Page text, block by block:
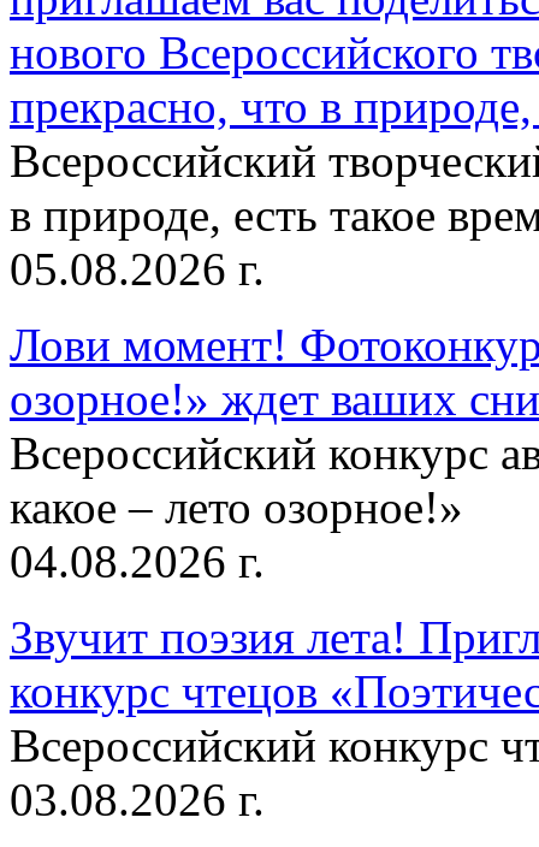
нового Всероссийского
прекрасно, что в
Всероссийский
в природе, есть такое
05.08.2026 г.
Лови момент!
озорное!» ждет ваших
Всероссийский конкурс
какое – лето озорное!»
04.08.2026 г.
Звучит поэзия лета!
конкурс чтецов
Всероссийский конкурс
03.08.2026 г.